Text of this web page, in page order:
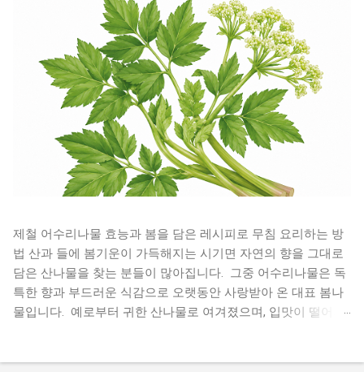
제철 어수리나물 효능과 봄을 담은 레시피로 무침 요리하는 방
법 산과 들에 봄기운이 가득해지는 시기면 자연의 향을 그대로
담은 산나물을 찾는 분들이 많아집니다. 그중 어수리나물은 독
특한 향과 부드러운 식감으로 오랫동안 사랑받아 온 대표 봄나
물입니다. 예로부터 귀한 산나물로 여겨졌으며, 입맛이 떨어지